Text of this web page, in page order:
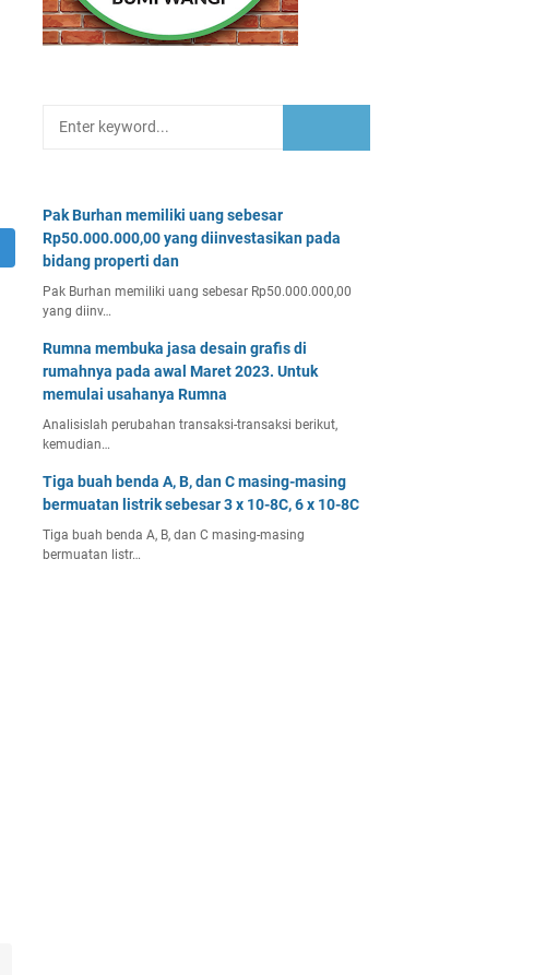
Pak Burhan memiliki uang sebesar
Rp50.000.000,00 yang diinvestasikan pada
bidang properti dan
Pak Burhan memiliki uang sebesar Rp50.000.000,00
yang diinv…
Rumna membuka jasa desain grafis di
rumahnya pada awal Maret 2023. Untuk
memulai usahanya Rumna
Analisislah perubahan transaksi-transaksi berikut,
kemudian…
Tiga buah benda A, B, dan C masing-masing
bermuatan listrik sebesar 3 x 10-8C, 6 x 10-8C
Tiga buah benda A, B, dan C masing-masing
bermuatan listr…